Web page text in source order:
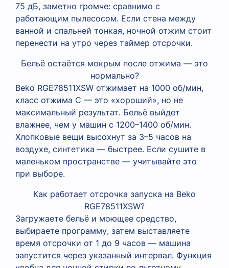
75 дБ, заметно громче: сравнимо с
работающим пылесосом. Если стена между
ванной и спальней тонкая, ночной отжим стоит
перенести на утро через таймер отсрочки.
Бельё остаётся мокрым после отжима — это
нормально?
Beko RGE78511XSW отжимает на 1000 об/мин,
класс отжима C — это «хороший», но не
максимальный результат. Бельё выйдет
влажнее, чем у машин с 1200–1400 об/мин.
Хлопковые вещи высохнут за 3–5 часов на
воздухе, синтетика — быстрее. Если сушите в
маленьком пространстве — учитывайте это
при выборе.
Как работает отсрочка запуска на Beko
RGE78511XSW?
Загружаете бельё и моющее средство,
выбираете программу, затем выставляете
время отсрочки от 1 до 9 часов — машина
запустится через указанный интервал. Функция